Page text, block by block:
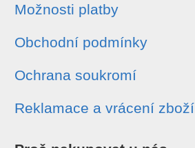
Možnosti platby
Obchodní podmínky
Ochrana soukromí
Reklamace a vrácení zboží